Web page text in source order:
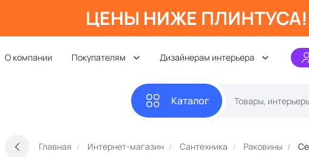
ЦЕНЫ НИЖЕ ПЛИНТУСА!
О компании Покупателям Дизайнерам интерьера
Каталог
Главная Интернет-магазин Сантехника Раковины